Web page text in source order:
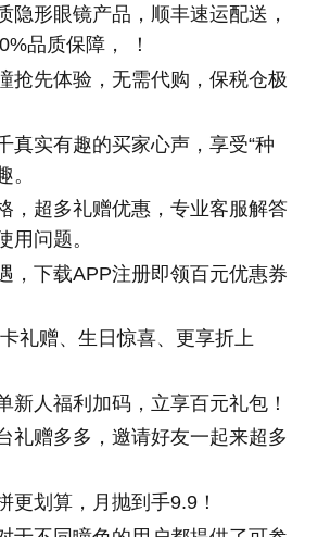
隐形眼镜产品，顺丰速运配送，
品质保障， ！
抢先体验，无需代购，保税仓极
真实有趣的买家心声，享受“种
。
，超多礼赠优惠，专业客服解答
用问题。
，下载APP注册即领百元优惠券
礼赠、生日惊喜、更享折上
新人福利加码，立享百元礼包！
礼赠多多，邀请好友一起来超多
更划算，月抛到手9.9！